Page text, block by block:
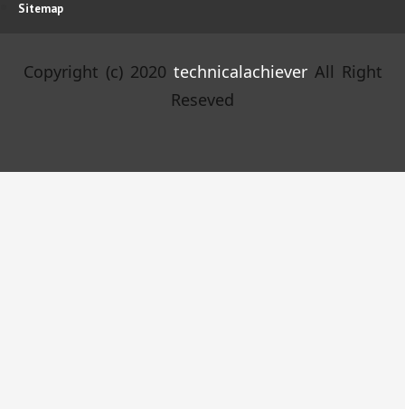
Sitemap
Copyright (c) 2020 technicalachieverAll Right
Reseved